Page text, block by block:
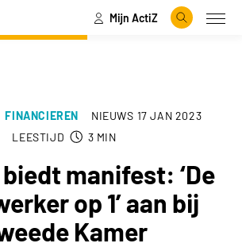
Mijn ActiZ
Zoeken
FINANCIEREN NIEUWS 17 JAN 2023
LEESTIJD
3 MIN
manifest: ‘De
op 1’ aan bij
Kamer